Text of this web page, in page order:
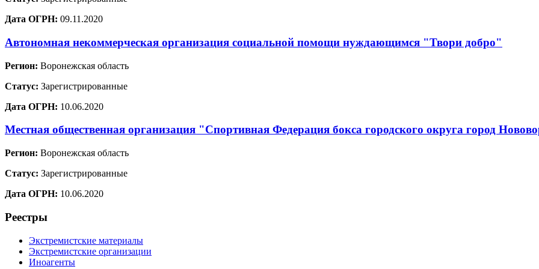
Дата ОГРН: 09.11.2020
Автономная некоммерческая организация социальной помощи нуждающимся "Твори добро"
Регион: Воронежская область
Статус: Зарегистрированные
Дата ОГРН: 10.06.2020
Местная общественная организация "Спортивная Федерация бокса городского округа город
Регион: Воронежская область
Статус: Зарегистрированные
Дата ОГРН: 10.06.2020
Реестры
Экстремистские материалы
Экстремистские организации
Иноагенты